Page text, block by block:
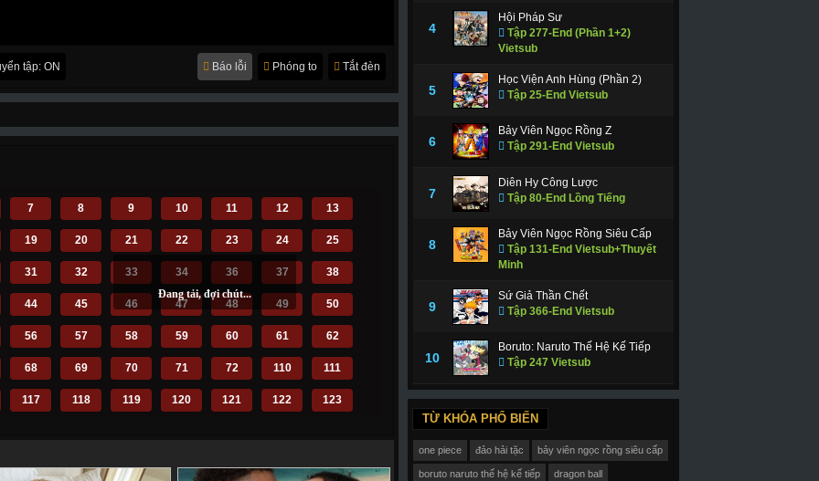
tập: ON Tắt đèn
Phóng to
Báo lỗi
7 8 9 10 11 12 13
19 20 21 22 23 24 25
31 32 33 34 36 37 38
44 45 46 47 48 49 50
56 57 58 59 60 61 62
68 69 70 71 72 110 111
117 118 119 120 121 122 123
4
Hội Pháp Sư
Tập 277-End (Phần 1+2)
Vietsub
5
Học Viện Anh Hùng (Phần 2)
Tập 25-End Vietsub
6
Bảy Viên Ngọc Rồng Z
Tập 291-End Vietsub
7
Diên Hy Công Lược
Tập 80-End Lồng Tiếng
8
Bảy Viên Ngọc Rồng Siêu Cấp
Tập 131-End Vietsub+Thuyết
Minh
9
Sứ Giả Thần Chết
Tập 366-End Vietsub
10
Boruto: Naruto Thế Hệ Kế Tiếp
Tập 247 Vietsub
TỪ KHÓA PHỔ BIẾN
one piece đảo hải tặc bảy viên ngọc rồng siêu cấp
boruto naruto thế hệ kế tiếp dragon ball